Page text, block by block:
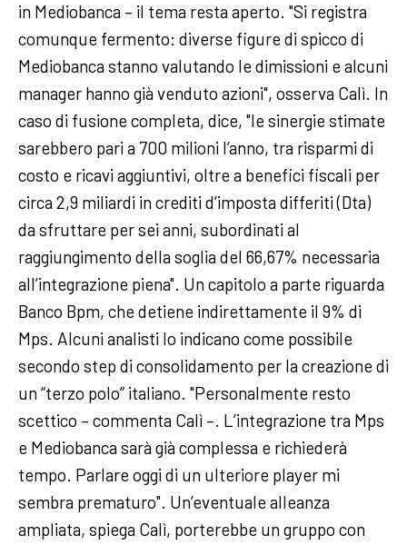
in Mediobanca – il tema resta aperto. "Si registra
comunque fermento: diverse figure di spicco di
Mediobanca stanno valutando le dimissioni e alcuni
manager hanno già venduto azioni", osserva Calì. In
caso di fusione completa, dice, "le sinergie stimate
sarebbero pari a 700 milioni l’anno, tra risparmi di
costo e ricavi aggiuntivi, oltre a benefici fiscali per
circa 2,9 miliardi in crediti d’imposta differiti (Dta)
da sfruttare per sei anni, subordinati al
raggiungimento della soglia del 66,67% necessaria
all’integrazione piena". Un capitolo a parte riguarda
Banco Bpm, che detiene indirettamente il 9% di
Mps. Alcuni analisti lo indicano come possibile
secondo step di consolidamento per la creazione di
un “terzo polo” italiano. "Personalmente resto
scettico – commenta Calì –. L’integrazione tra Mps
e Mediobanca sarà già complessa e richiederà
tempo. Parlare oggi di un ulteriore player mi
sembra prematuro". Un’eventuale alleanza
ampliata, spiega Calì, porterebbe un gruppo con